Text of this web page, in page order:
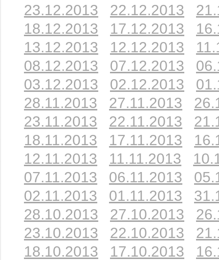
23.12.2013
22.12.2013
18.12.2013
17.12.2013
13.12.2013
12.12.2013
08.12.2013
07.12.2013
03.12.2013
02.12.2013
28.11.2013
27.11.2013
23.11.2013
22.11.2013
18.11.2013
17.11.2013
12.11.2013
11.11.2013
07.11.2013
06.11.2013
02.11.2013
01.11.2013
28.10.2013
27.10.2013
23.10.2013
22.10.2013
18.10.2013
17.10.2013